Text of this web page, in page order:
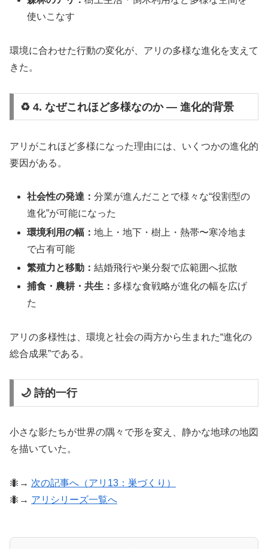
使いこなす
環境に合わせた行動の変化が、アリの多様な進化を支えて
きた。
♻️ 4. なぜこれほど多様なのか ― 進化的背景
アリがこれほど多様になった理由には、いくつかの進化的
要因がある。
社会性の発達：分業が進んだことで様々な“役割型の
進化”が可能になった
環境利用の幅：地上・地下・樹上・熱帯〜寒冷地ま
で占有可能
繁殖力と移動：結婚飛行や巣分裂で広範囲へ拡散
捕食・農耕・共生： 多様な食戦略が進化の幅を広げ
た
アリの多様性は、環境と社会の両方から生まれた“進化の
総合成果”である。
🌙 詩的一行
小さな影たちが世界の隅々で形を変え、静かな地球の地図
を描いていた。
🐜→ 次の記事へ（アリ13：巣づくり）
🐜→ アリシリーズ一覧へ